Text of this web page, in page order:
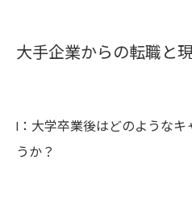
大手企業からの転職と
I：大学卒業後はどのような
うか？